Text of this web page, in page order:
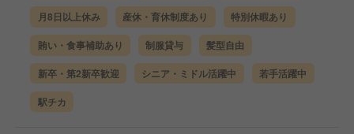
月8日以上休み 産休・育休制度あり 特別休暇あり
賄い・食事補助あり 制服貸与 髪型自由
新卒・第2新卒歓迎 シニア・ミドル活躍中 若手活躍中
駅チカ